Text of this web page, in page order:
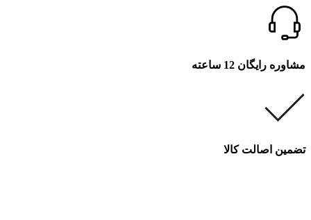
مشاوره رایگان 12 ساعته
تضمین اصالت کالا